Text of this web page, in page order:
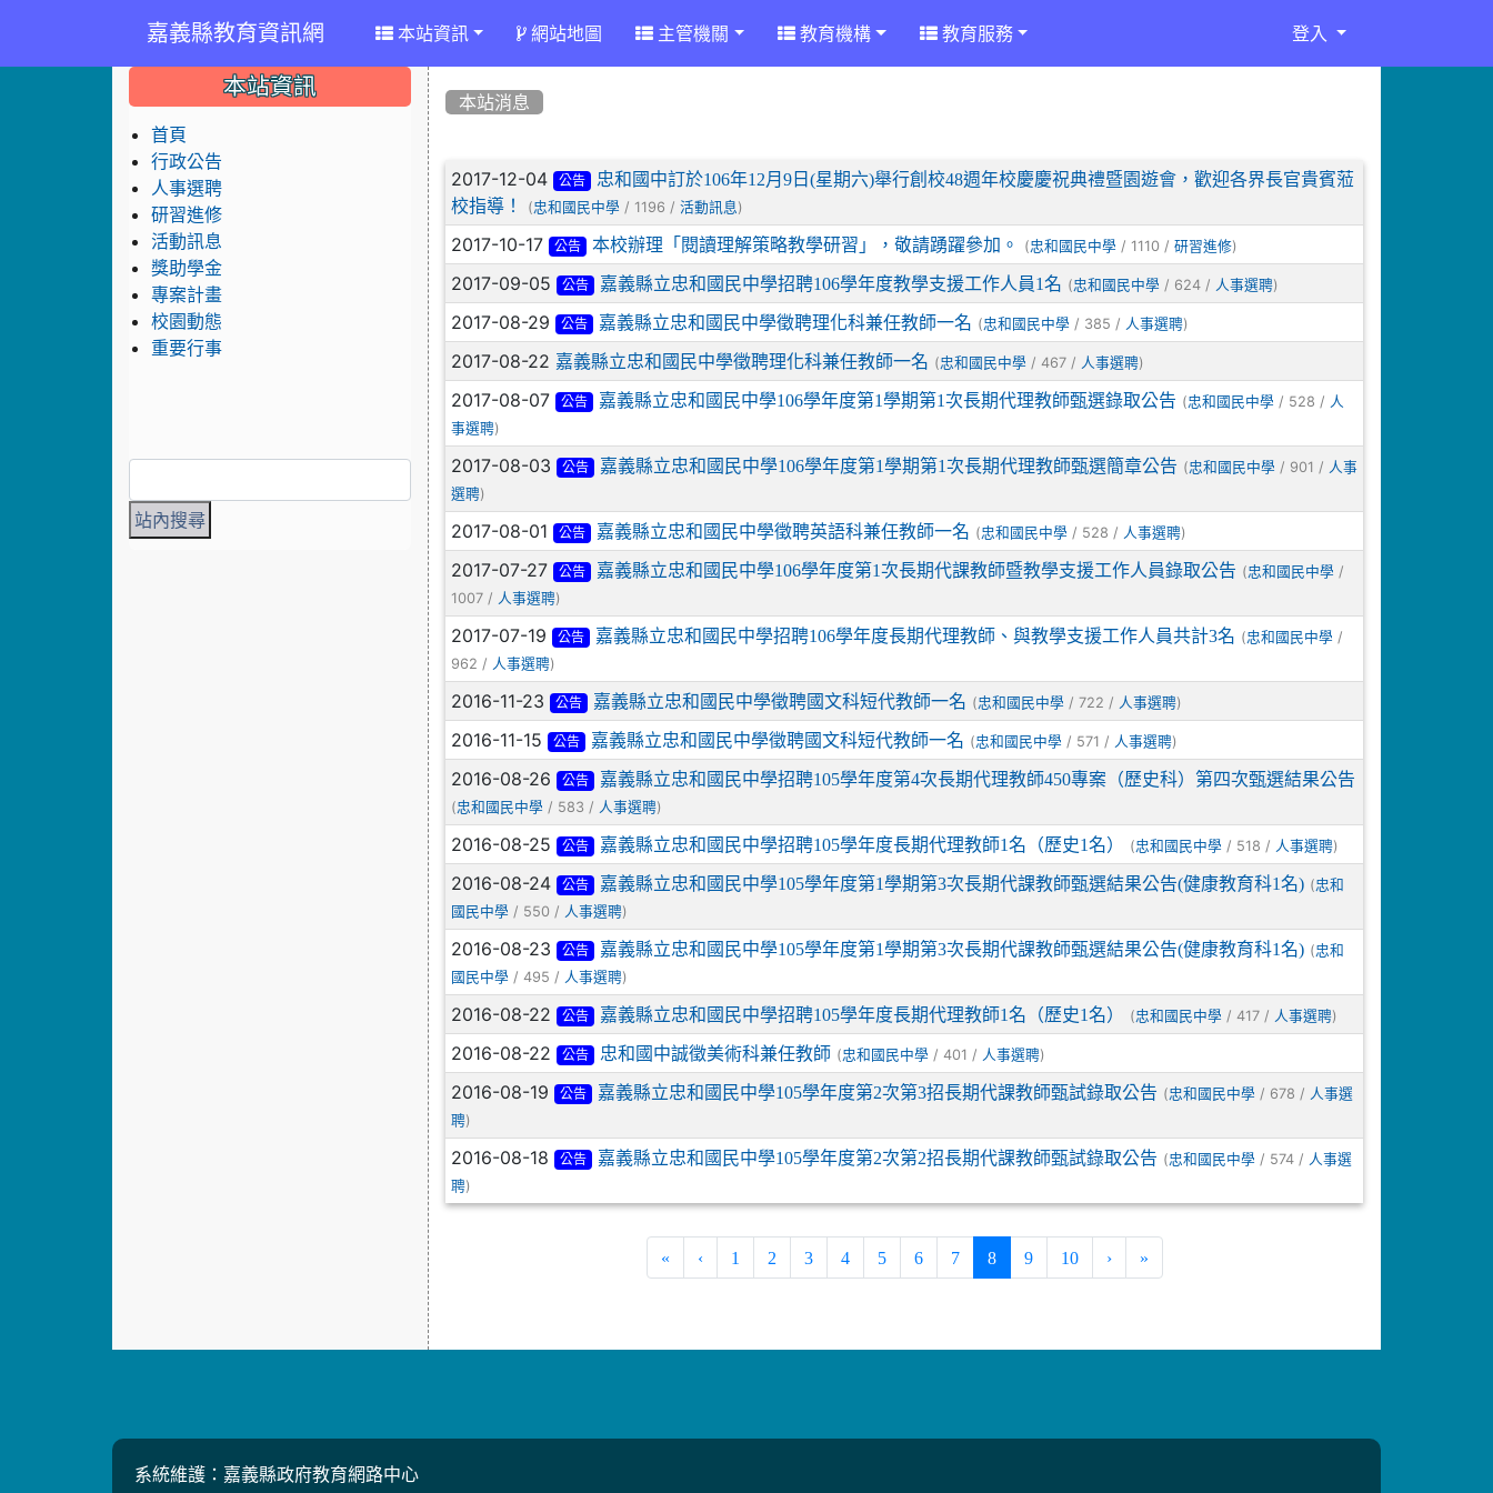
嘉義縣教育資訊網 本站資訊 網站地圖 主管機關 教育機構 教育服務 登入
本站消息
文章列表
2017-12-04 公告
忠和國中訂於106年12月9日(星期六)舉行創校48週年校慶慶祝典禮暨園遊會，歡迎各界長官貴賓蒞
校指導！
(忠和國民中學 / 1196 /活動訊息 )
2017-10-17 公告 本校辦理「閱讀理解策略教學研習」，敬請踴躍參加。 (忠和國民中學 / 1110 / 研習進修)
2017-09-05 公告 嘉義縣立忠和國民中學招聘106學年度教學支援工作人員1名 (忠和國民中學 / 624 / 人事選聘)
2017-08-29 公告 嘉義縣立忠和國民中學徵聘理化科兼任教師一名 (忠和國民中學 / 385 / 人事選聘)
2017-08-22 嘉義縣立忠和國民中學徵聘理化科兼任教師一名 (忠和國民中學 / 467 / 人事選聘)
2017-08-07 公告 嘉義縣立忠和國民中學106學年度第1學期第1次長期代理教師甄選錄取公告 (忠和國民中學 / 528 / 人
事選聘)
2017-08-03 公告 嘉義縣立忠和國民中學106學年度第1學期第1次長期代理教師甄選簡章公告 (忠和國民中學 / 901 / 人事
選聘)
2017-08-01 公告 嘉義縣立忠和國民中學徵聘英語科兼任教師一名 (忠和國民中學 / 528 / 人事選聘)
2017-07-27 公告 嘉義縣立忠和國民中學106學年度第1次長期代課教師暨教學支援工作人員錄取公告 (忠和國民中學 /
1007 / 人事選聘)
2017-07-19 公告 嘉義縣立忠和國民中學招聘106學年度長期代理教師、與教學支援工作人員共計3名 (忠和國民中學 /
962 / 人事選聘)
2016-11-23 公告 嘉義縣立忠和國民中學徵聘國文科短代教師一名 (忠和國民中學 / 722 / 人事選聘)
2016-11-15 公告 嘉義縣立忠和國民中學徵聘國文科短代教師一名 (忠和國民中學 / 571 / 人事選聘)
2016-08-26 公告 嘉義縣立忠和國民中學招聘105學年度第4次長期代理教師450專案（歷史科）第四次甄選結果公告
(忠和國民中學 / 583 / 人事選聘)
2016-08-25 公告 嘉義縣立忠和國民中學招聘105學年度長期代理教師1名（歷史1名） (忠和國民中學 / 518 / 人事選聘)
2016-08-24 公告 嘉義縣立忠和國民中學105學年度第1學期第3次長期代課教師甄選結果公告(健康教育科1名) (忠和
國民中學 / 550 / 人事選聘)
2016-08-23 公告 嘉義縣立忠和國民中學105學年度第1學期第3次長期代課教師甄選結果公告(健康教育科1名) (忠和
國民中學 / 495 / 人事選聘)
2016-08-22 公告 嘉義縣立忠和國民中學招聘105學年度長期代理教師1名（歷史1名） (忠和國民中學 / 417 / 人事選聘)
2016-08-22 公告 忠和國中誠徵美術科兼任教師 (忠和國民中學 / 401 / 人事選聘)
2016-08-19 公告 嘉義縣立忠和國民中學105學年度第2次第3招長期代課教師甄試錄取公告 (忠和國民中學 / 678 / 人事選
聘)
2016-08-18 公告 嘉義縣立忠和國民中學105學年度第2次第2招長期代課教師甄試錄取公告 (忠和國民中學 / 574 / 人事選
聘)
« ‹ 1 2 3 4 5 6 7 8(current)
9 10 › »
::: 本站資訊
首頁
行政公告
人事選聘
研習進修
活動訊息
獎助學金
專案計畫
校園動態
重要行事
系統維護：嘉義縣政府教育網路中心